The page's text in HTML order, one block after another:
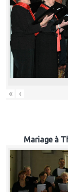
« ‹
Mariage à